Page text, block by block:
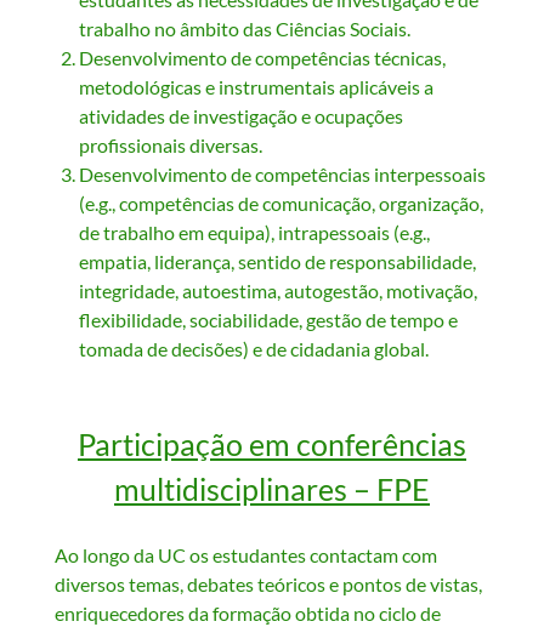
trabalho no âmbito das Ciências Sociais.
Desenvolvimento de competências técnicas,
metodológicas e instrumentais aplicáveis a
atividades de investigação e ocupações
profissionais diversas.
Desenvolvimento de competências interpessoais
(e.g., competências de comunicação, organização,
de trabalho em equipa), intrapessoais (e.g.,
empatia, liderança, sentido de responsabilidade,
integridade, autoestima, autogestão, motivação,
flexibilidade, sociabilidade, gestão de tempo e
tomada de decisões) e de cidadania global.
Participação em conferências
multidisciplinares – FPE
Ao longo da UC os estudantes contactam com
diversos temas, debates teóricos e pontos de vistas,
enriquecedores da formação obtida no ciclo de